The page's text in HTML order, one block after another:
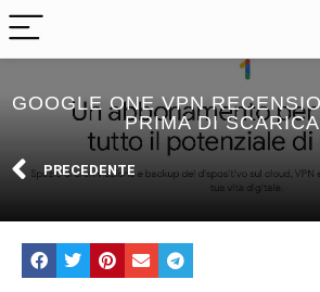
GOOGLE ONE VPN
PRIMA DI
PRECEDENTE